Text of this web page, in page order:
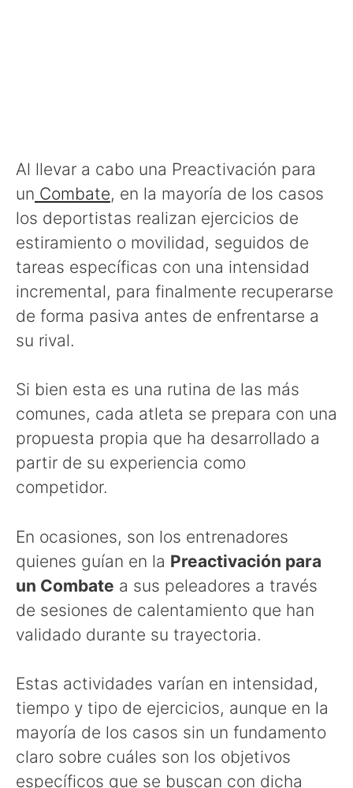
Al llevar a cabo una Preactivación para
un Combate, en la mayoría de los casos
los deportistas realizan ejercicios de
estiramiento o movilidad, seguidos de
tareas específicas con una intensidad
incremental, para finalmente recuperarse
de forma pasiva antes de enfrentarse a
su rival.
Si bien esta es una rutina de las más
comunes, cada atleta se prepara con una
propuesta propia que ha desarrollado a
partir de su experiencia como
competidor.
En ocasiones, son los entrenadores
quienes guían en la Preactivación para
un Combate a sus peleadores a través
de sesiones de calentamiento que han
validado durante su trayectoria.
Estas actividades varían en intensidad,
tiempo y tipo de ejercicios, aunque en la
mayoría de los casos sin un fundamento
claro sobre cuáles son los objetivos
específicos que se buscan con dicha